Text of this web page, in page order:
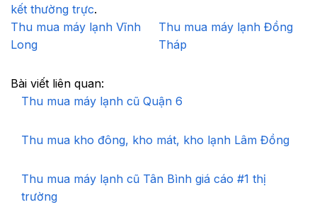
kết thường trực.
Thu mua máy lạnh Vĩnh
Long
Thu mua máy lạnh Đồng
Tháp
Bài viết liên quan:
Thu mua máy lạnh cũ Quận 6
Thu mua kho đông, kho mát, kho lạnh Lâm Đồng
Thu mua máy lạnh cũ Tân Bình giá cáo #1 thị
trường